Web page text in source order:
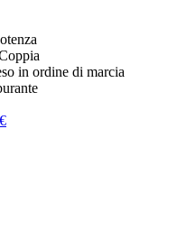
in ordine di marcia